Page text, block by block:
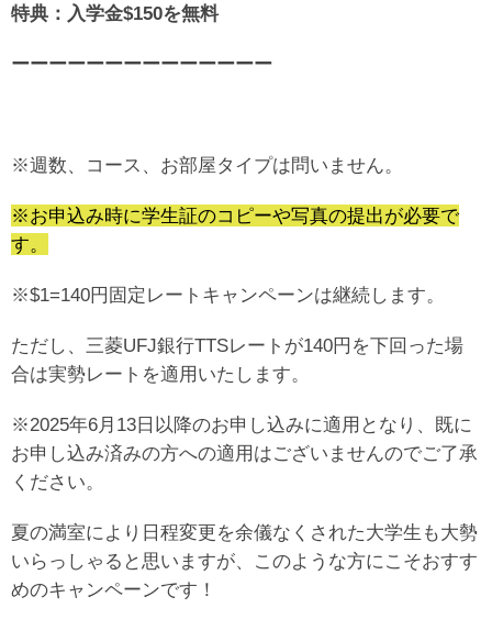
特典：入学金$150を無料
ーーーーーーーーーーーーーー
※週数、コース、お部屋タイプは問いません。
※お申込み時に学生証のコピーや写真の提出が必要で
す。
※$1=140円固定レートキャンペーンは継続します。
ただし、三菱UFJ銀行TTSレートが140円を下回った場
合は実勢レートを適用いたします。
※2025年6月13日以降のお申し込みに適用となり、既に
お申し込み済みの方への適用はございませんのでご了承
ください。
夏の満室により日程変更を余儀なくされた大学生も大勢
いらっしゃると思いますが、このような方にこそおすす
めのキャンペーンです！